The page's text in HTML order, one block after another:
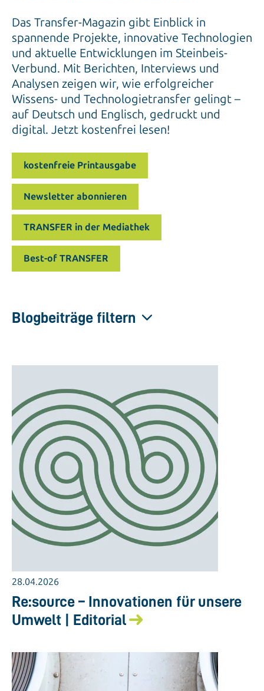
Das Transfer-Magazin gibt Einblick in
spannende Projekte, innovative Technologien
und aktuelle Entwicklungen im Steinbeis-
Verbund. Mit Berichten, Interviews und
Analysen zeigen wir, wie erfolgreicher
Wissens- und Technologietransfer gelingt –
auf Deutsch und Englisch, gedruckt und
digital. Jetzt kostenfrei lesen!
kostenfreie Printausgabe
Newsletter abonnieren
TRANSFER in der Mediathek
Best-of TRANSFER
Blogbeiträge filtern
28.04.2026
Re:source – Innovationen für unsere
Umwelt | Editorial